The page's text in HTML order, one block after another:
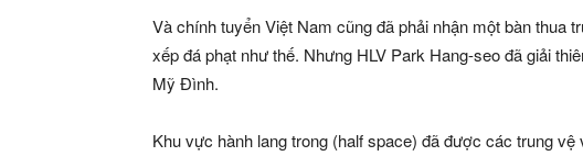
Và chính tuyển Việt Nam cũng đã phải nhận một bàn thua
xếp đá phạt như thế. Nhưng HLV Park Hang-seo đã giải
Mỹ Đình.
Khu vực hành lang trong (half space) đã được các trung